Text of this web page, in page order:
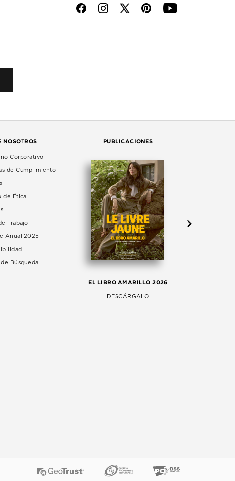
f i p y
NOSOTROS
Corporativo
de Cumplimiento
de Ética
Trabajo
Anual 2025
de Búsqueda
PUBLICACIONES
EL LIBRO AMARILLO 2026
DESCÁRGALO